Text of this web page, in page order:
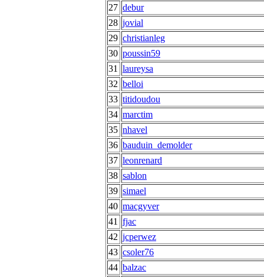
27 debur
28 jovial
29 christianleg
30 poussin59
31
laureysa
32 belloi
33 titidoudou
34 marctim
35 nhavel
36 bauduin_demolder
37 leonrenard
38 sablon
39 simael
40 macgyver
41
fjac
42 jcperwez
43 csoler76
44 balzac